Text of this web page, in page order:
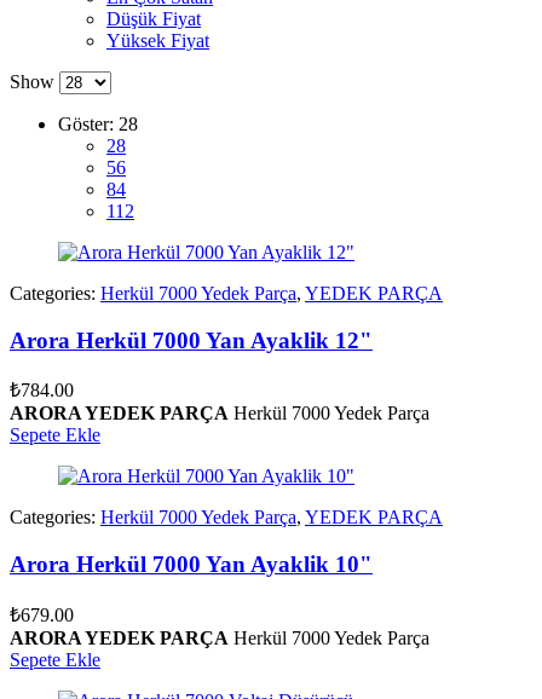
Düşük Fiyat
Yüksek Fiyat
Show
Göster: 28
28
56
84
112
Categories: Herkül 7000 Yedek Parça, YEDEK PARÇA
Arora Herkül 7000 Yan Ayaklik 12"
₺784.00
ARORA YEDEK PARÇA Herkül 7000 Yedek Parça
Sepete Ekle
Categories: Herkül 7000 Yedek Parça, YEDEK PARÇA
Arora Herkül 7000 Yan Ayaklik 10"
₺679.00
ARORA YEDEK PARÇA Herkül 7000 Yedek Parça
Sepete Ekle